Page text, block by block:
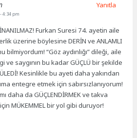
4:34 pm
İNANILMAZ! Furkan Suresi 74. ayetin aile
üzerine böylesine DERİN ve ANLAMLI
bilmiyordum! “Göz aydınlığı” dileği, aile
ve saygının bu kadar GÜÇLÜ bir şekilde
Kesinlikle bu ayeti daha yakından
entegre etmek için sabırsızlanıyorum!
daha da GÜÇLENDİRMEK ve takva
MÜKEMMEL bir yol gibi duruyor!
Yanıtla